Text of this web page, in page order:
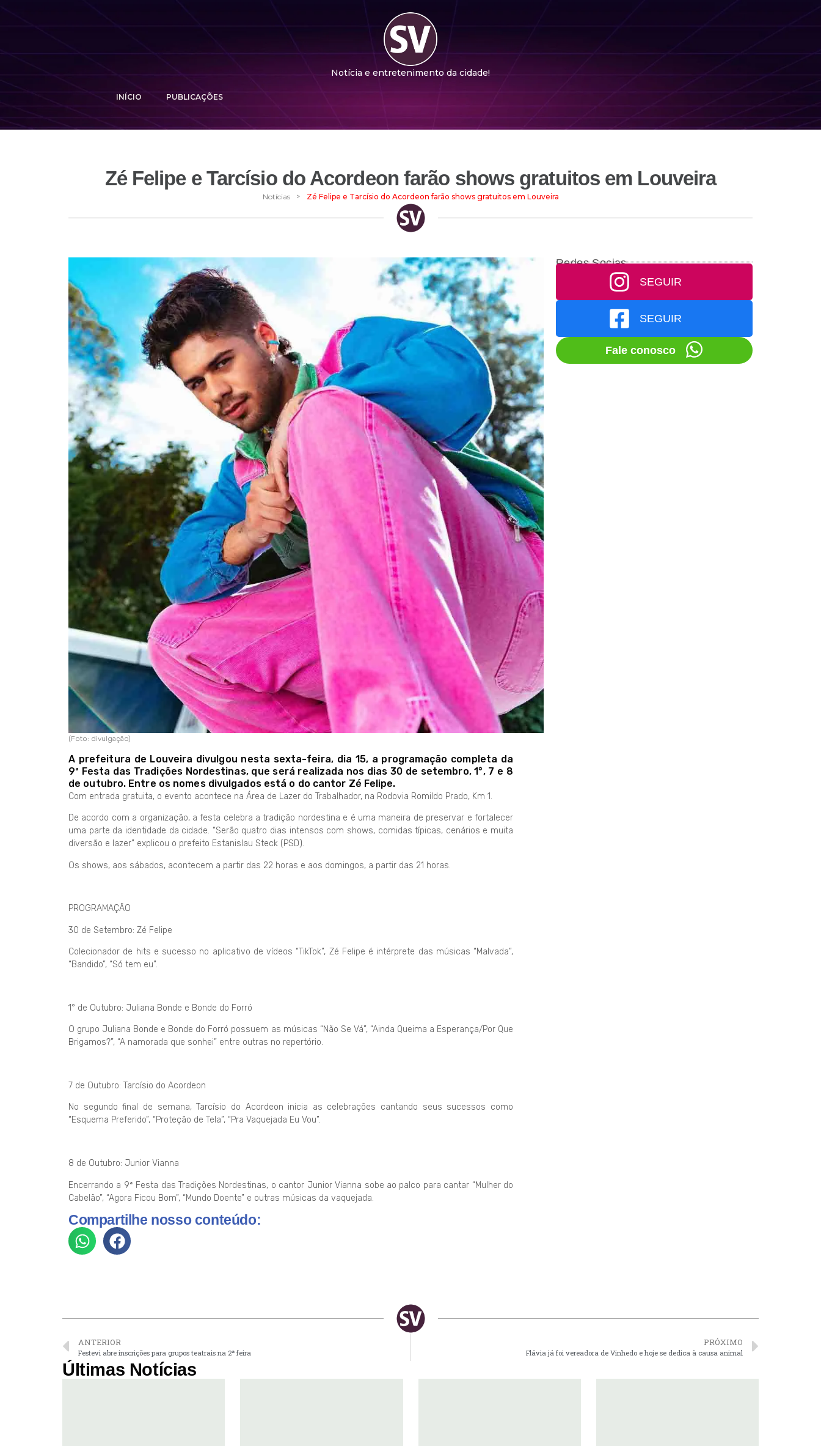
Notícia e entretenimento da cidade!
INÍCIO PUBLICAÇÕES
Zé Felipe e Tarcísio do Acordeon farão shows gratuitos em Louveira
Notícias > Zé Felipe e Tarcísio do Acordeon farão shows gratuitos em Louveira
(Foto: divulgação)
A prefeitura de Louveira divulgou nesta sexta-feira, dia 15, a programação completa da
9ª Festa das Tradições Nordestinas, que será realizada nos dias 30 de setembro, 1°, 7 e 8
de outubro. Entre os nomes divulgados está o do cantor Zé Felipe.
Com entrada gratuita, o evento acontece na Área de Lazer do Trabalhador, na Rodovia Romildo Prado, Km 1.
De acordo com a organização, a festa celebra a tradição nordestina e é uma maneira de preservar e fortalecer
uma parte da identidade da cidade. “Serão quatro dias intensos com shows, comidas típicas, cenários e muita
diversão e lazer” explicou o prefeito Estanislau Steck (PSD).
Os shows, aos sábados, acontecem a partir das 22 horas e aos domingos, a partir das 21 horas.
PROGRAMAÇÃO
30 de Setembro: Zé Felipe
Colecionador de hits e sucesso no aplicativo de vídeos “TikTok”, Zé Felipe é intérprete das músicas “Malvada”,
“Bandido”, “Só tem eu”.
1° de Outubro: Juliana Bonde e Bonde do Forró
O grupo Juliana Bonde e Bonde do Forró possuem as músicas “Não Se Vá”, “Ainda Queima a Esperança/Por Que
Brigamos?”, “A namorada que sonhei” entre outras no repertório.
7 de Outubro: Tarcísio do Acordeon
No segundo final de semana, Tarcísio do Acordeon inicia as celebrações cantando seus sucessos como
“Esquema Preferido”, “Proteção de Tela”, “Pra Vaquejada Eu Vou”.
8 de Outubro: Junior Vianna
Encerrando a 9ª Festa das Tradições Nordestinas, o cantor Junior Vianna sobe ao palco para cantar “Mulher do
Cabelão”, “Agora Ficou Bom”, “Mundo Doente” e outras músicas da vaquejada.
Compartilhe nosso conteúdo:
Redes Socias
SEGUIR
SEGUIR
Fale conosco
ANTERIOR
Festevi abre inscrições para grupos teatrais na 2ª feira
PRÓXIMO
Flávia já foi vereadora de Vinhedo e hoje se dedica à causa animal
Últimas Notícias